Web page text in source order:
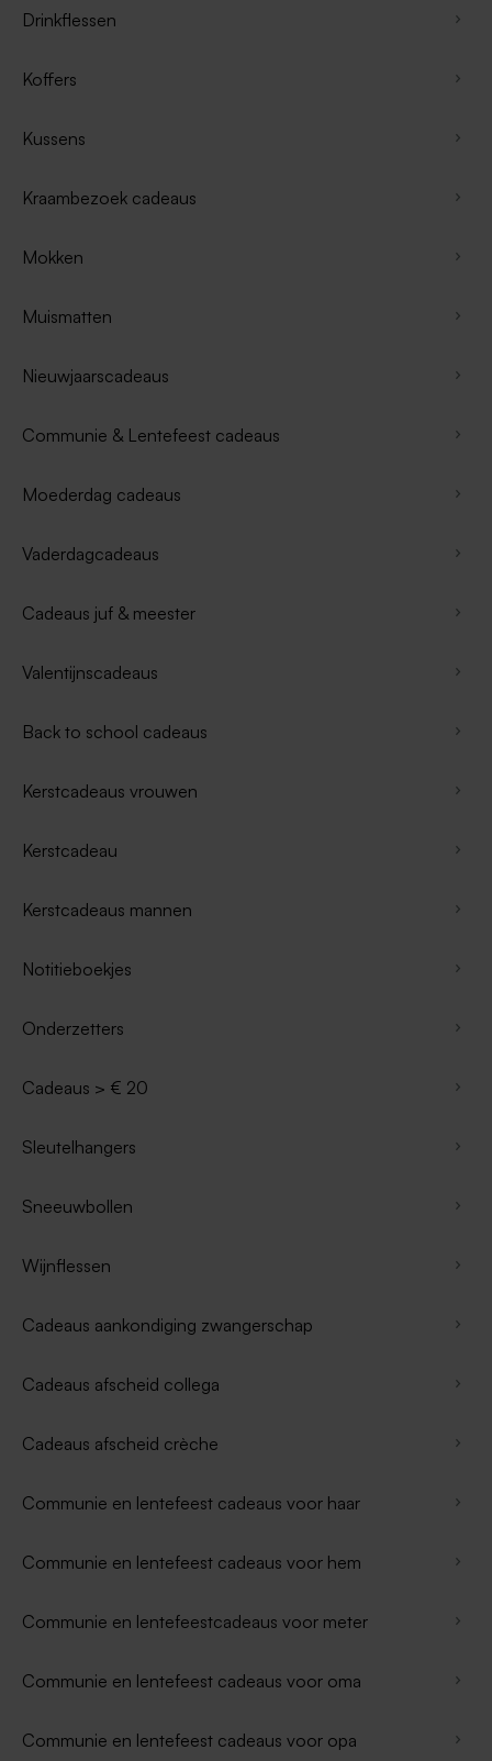
Drinkflessen
Koffers
Kussens
Kraambezoek cadeaus
Mokken
Muismatten
Nieuwjaarscadeaus
Communie & Lentefeest cadeaus
Moederdag cadeaus
Vaderdagcadeaus
Cadeaus juf & meester
Valentijnscadeaus
Back to school cadeaus
Kerstcadeaus vrouwen
Kerstcadeau
Kerstcadeaus mannen
Notitieboekjes
Onderzetters
Cadeaus > € 20
Sleutelhangers
Sneeuwbollen
Wijnflessen
Cadeaus aankondiging zwangerschap
Cadeaus afscheid collega
Cadeaus afscheid crèche
Communie en lentefeest cadeaus voor haar
Communie en lentefeest cadeaus voor hem
Communie en lentefeestcadeaus voor meter
Communie en lentefeest cadeaus voor oma
Communie en lentefeest cadeaus voor opa